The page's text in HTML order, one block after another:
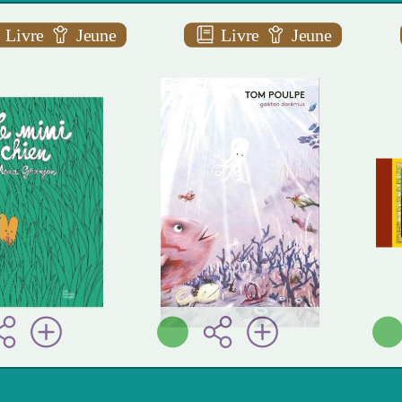
Livre Jeune
chien
GRANJON
Les
rouges (
- 2024 )
d'infos
Livre Jeune
Tom poulpe
Gaëtan
La
partie ( Paris - 2025 )
Plus d'infos